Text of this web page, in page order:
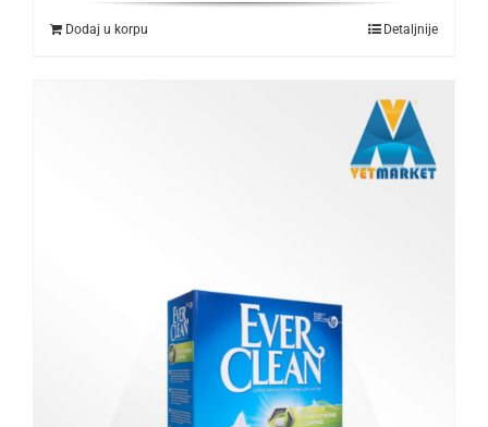
Dodaj u korpu Detaljnije